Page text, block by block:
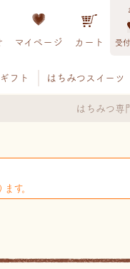
マイページ カート 受
フト はちみつスイーツ
はちみつ専
す。